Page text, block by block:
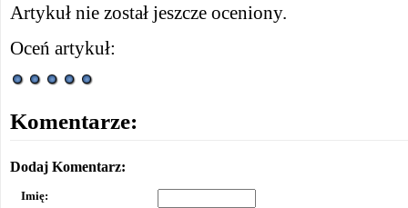
Artykuł nie został jeszcze oceniony.
Oceń artykuł:
Komentarze:
Dodaj Komentarz:
Imię: